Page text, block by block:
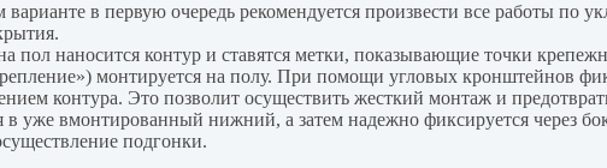
в первую очередь рекомендуется произвести все работы по
пол наносится контур и ставятся метки, показывающие точки
монтируется на полу. При помощи угловых кронштейнов
контура. Это позволит осуществить жесткий монтаж и
в уже вмонтированный нижний, а затем надежно фиксируется через
подгонки.